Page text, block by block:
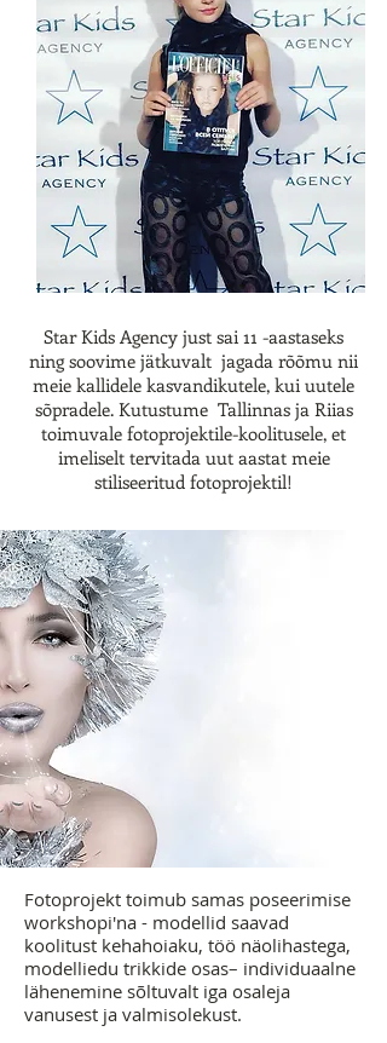
Star Kids Agency just sai 11 -aastaseks
ning soovime jätkuvalt jagada rõõmu nii
meie kallidele kasvandikutele, kui uutele
sõpradele. Kutustume Tallinnas ja Riias
toimuvale fotoprojektile-koolitusele, et
imeliselt tervitada uut aastat meie
stiliseeritud fotoprojektil!
Fotoprojekt toimub samas poseerimise
workshopi'na - modellid saavad
koolitust kehahoiaku, töö näolihastega,
modelliedu trikkide osas– individuaalne
lähenemine sõltuvalt iga osaleja
vanusest ja valmisolekust.